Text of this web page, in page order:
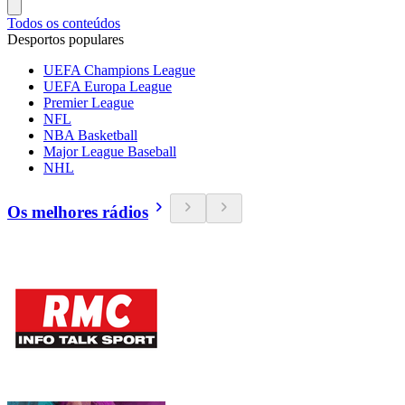
Todos os conteúdos
Desportos populares
UEFA Champions League
UEFA Europa League
Premier League
NFL
NBA Basketball
Major League Baseball
NHL
Os melhores rádios